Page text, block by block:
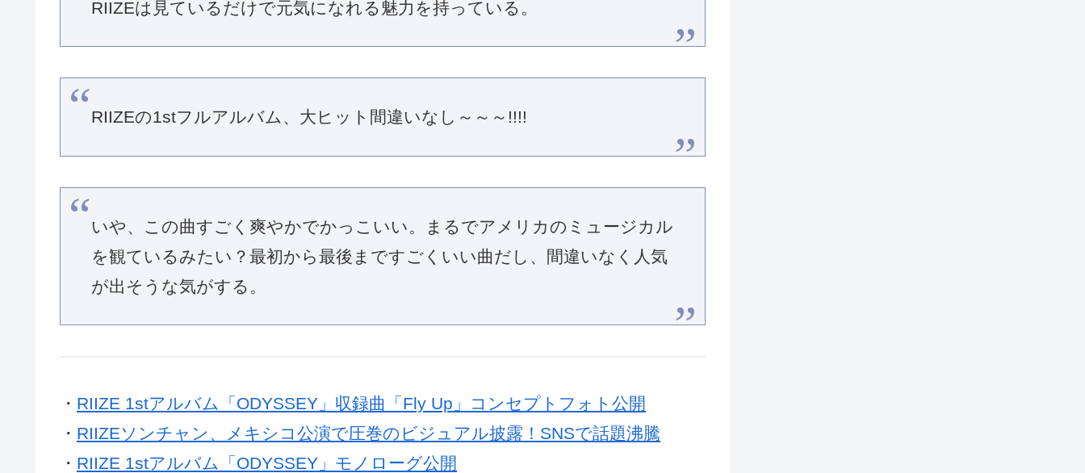
RIIZEは見ているだけで元気になれる魅力を持っている。
RIIZEの1stフルアルバム、大ヒット間違いなし～～～!!!!
いや、この曲すごく爽やかでかっこいい。まるでアメリカのミュージカル
を観ているみたい？最初から最後まですごくいい曲だし、間違いなく人気
が出そうな気がする。
・ RIIZE 1stアルバム「ODYSSEY」収録曲「Fly Up」コンセプトフォト公開
・ RIIZEソンチャン、メキシコ公演で圧巻のビジュアル披露！SNSで話題沸騰
・ RIIZE 1stアルバム「ODYSSEY」モノローグ公開